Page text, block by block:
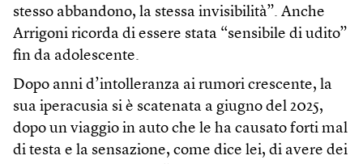
stesso abbandono, la stessa invisibilità”. Anche
Arrigoni ricorda di essere stata “sensibile di udito”
fin da adolescente.
Dopo anni d’intolleranza ai rumori crescente, la
sua iperacusia si è scatenata a giugno del 2025,
dopo un viaggio in auto che le ha causato forti mal
di testa e la sensazione, come dice lei, di avere dei